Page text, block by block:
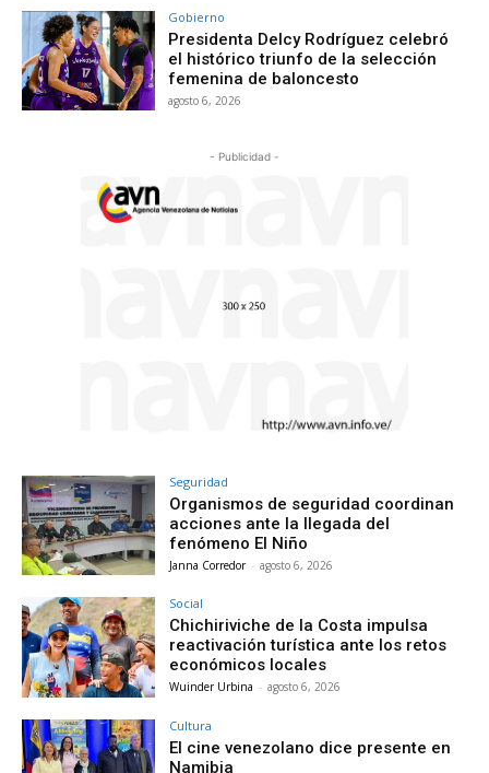
Gobierno
Presidenta Delcy Rodríguez celebró
el histórico triunfo de la selección
femenina de baloncesto
agosto 6, 2026
- Publicidad -
Seguridad
Organismos de seguridad coordinan
acciones ante la llegada del
fenómeno El Niño
Janna Corredor - agosto 6, 2026
Social
Chichiriviche de la Costa impulsa
reactivación turística ante los retos
económicos locales
Wuinder Urbina - agosto 6, 2026
Cultura
El cine venezolano dice presente en
Namibia